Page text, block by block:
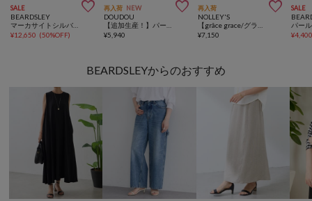
SALE 
BEARDSLEY
¥12,650 (50%OFF)
再入荷 NEW 
DOUDOU
¥5,940
再入荷 
NOLLEY'S
¥7,150
SALE
パー
¥
BEARDSLEYからのおすすめ